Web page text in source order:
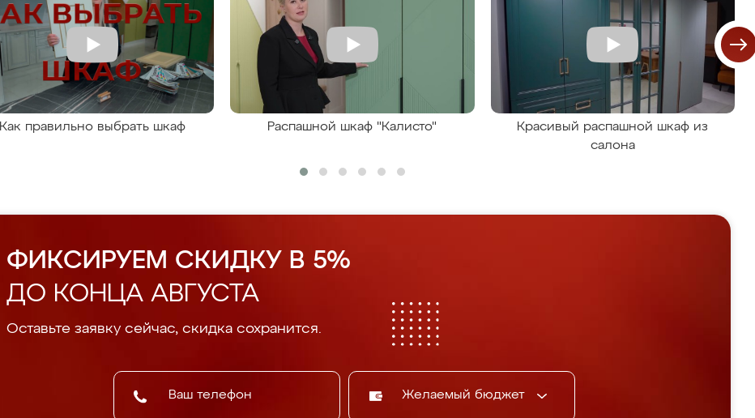
Как правильно выбрать шкаф Распашной шкаф "Калисто"
Красивый распашной шкаф из
салона
ФИКСИРУЕМ СКИДКУ В 5%
ДО КОНЦА АВГУСТА
Оставьте заявку сейчас, скидка сохранится.
Желаемый бюджет